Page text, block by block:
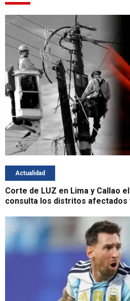
Actualidad
Corte de LUZ en Lima y Callao
consulta los distritos afectados